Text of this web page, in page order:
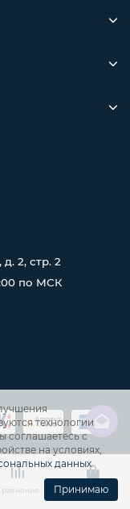
технологии
соглашаетесь с
на условиях,
данных.
Принимаю
2, стр. 2
по МСК
Корзина